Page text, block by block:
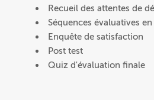
Recueil des attentes de
Séquences évaluatives
Enquête de satisfaction
Post test
Quiz d'évaluation finale